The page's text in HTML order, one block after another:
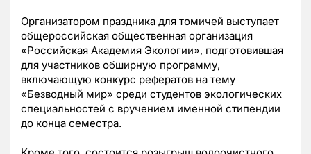
Организатором праздника для томичей выступает
общероссийская общественная организация
«Российская Академия Экологии», подготовившая
для участников обширную программу,
включающую конкурс рефератов на тему
«Безводный мир» среди студентов экологических
специальностей с вручением именной стипендии
до конца семестра.